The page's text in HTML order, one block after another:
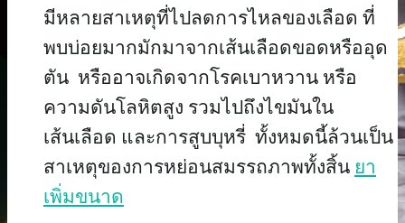
มีหลายสาเหตุที่ไปลดการไหลของเลือด ที่
พบบ่อยมากมักมาจากเส้นเลือดขอดหรืออุด
ตัน หรืออาจเกิดจากโรคเบาหวาน หรือ
ความดันโลหิตสูง รวมไปถึงไขมันใน
เส้นเลือด และการสูบบุหรี่ ทั้งหมดนี้ล้วนเป็น
สาเหตุของการหย่อนสมรรถภาพทั้งสิ้น ยา
เพิ่มขนาด